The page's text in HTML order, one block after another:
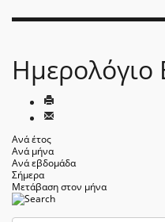
Ανά έτος
Ανά μήνα
Ανά εβδομάδα
Σήμερα
Μετάβαση στον μήνα